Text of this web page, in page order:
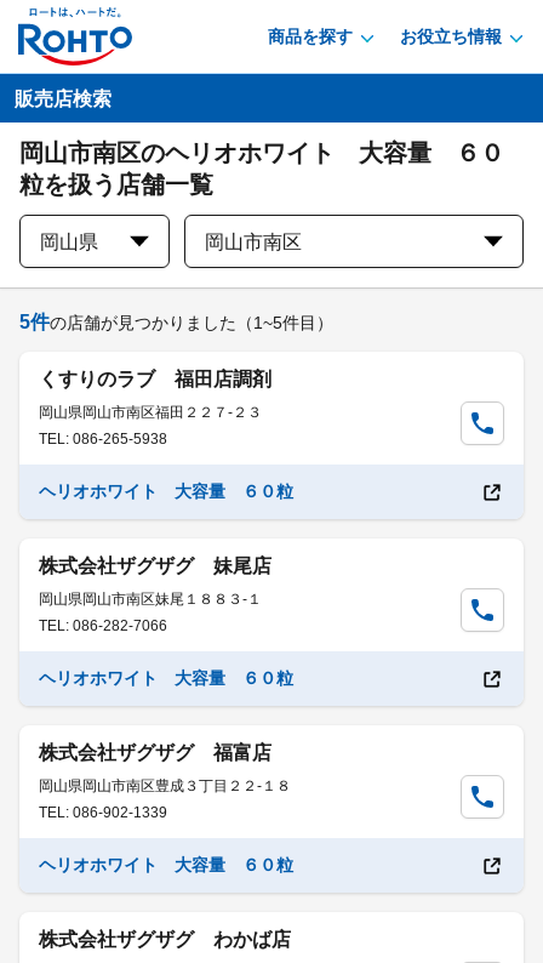
商品を探す お役立ち情報
販売店検索
岡山市南区のヘリオホワイト 大容量 ６０
粒を扱う店舗一覧
岡山県 岡山市南区
5件の店舗が見つかりました （1~5件目）
くすりのラブ 福田店調剤
岡山県岡山市南区福田２２７-２３
TEL: 086-265-5938
ヘリオホワイト 大容量 ６０粒
株式会社ザグザグ 妹尾店
岡山県岡山市南区妹尾１８８３-１
TEL: 086-282-7066
ヘリオホワイト 大容量 ６０粒
株式会社ザグザグ 福富店
岡山県岡山市南区豊成３丁目２２-１８
TEL: 086-902-1339
ヘリオホワイト 大容量 ６０粒
株式会社ザグザグ わかば店